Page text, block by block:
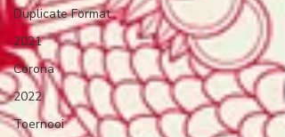
Duplicate Format
2021
Corona
2022
Toernooi